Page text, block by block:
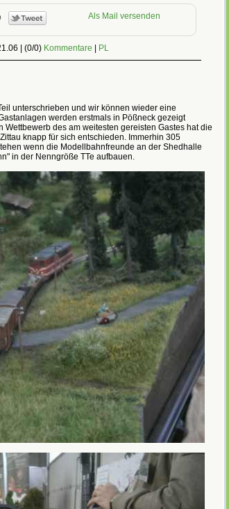
Als Mail versenden
| (0/0) Kommentare | PL
unterschrieben und wir können wieder eine
werden erstmals in Pößneck gezeigt
des am weitesten gereisten Gastes hat die
knapp für sich entschieden. Immerhin 305
wenn die Modellbahnfreunde an der Shedhalle
in der Nenngröße TTe aufbauen.